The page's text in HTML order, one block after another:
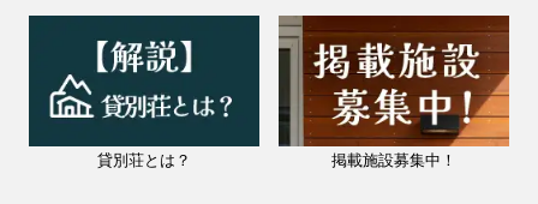
貸別荘とは？ 掲載施設募集中！